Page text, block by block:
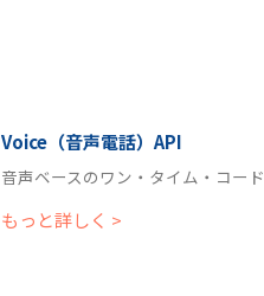
Voice（音声電話）API
音声ベースのワン・タイム・コード
もっと詳しく >